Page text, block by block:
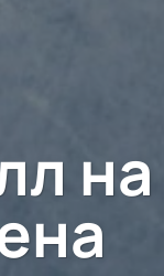
на